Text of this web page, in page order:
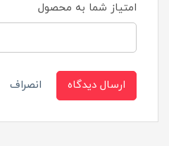
امتیاز شما به محصول
ارسال دیدگاه انصراف